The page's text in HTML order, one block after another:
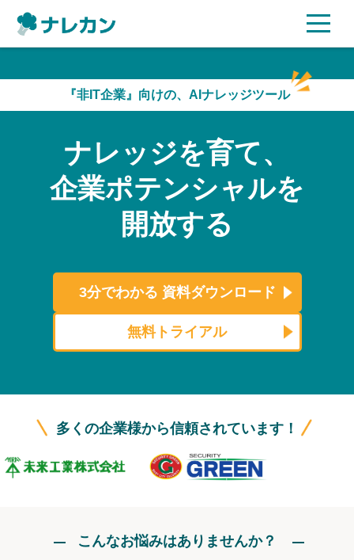
AI機能
ご利用企業様の声
セキュリティ
よくある質問
資料ダウンロード
ログイン
『非IT企業』向けの、AIナレッジツール
ナレッジを育て、
企業ポテンシャルを
開放する
3分でわかる 資料ダウンロード
無料トライアル
多くの企業様から信頼されています！
こんなお悩みはありませんか？